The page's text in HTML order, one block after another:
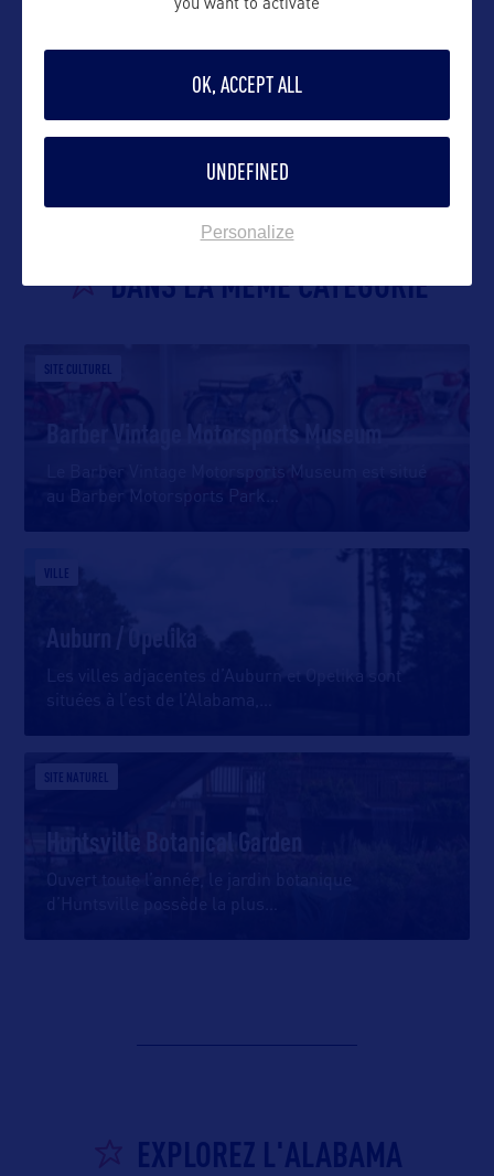
VOIR LE SITE
DANS LA MÊME CATEGORIE
SITE CULTUREL
Barber Vintage Motorsports Museum
Le Barber Vintage Motorsports Museum est situé
au Barber Motorsports Park
VILLE
Auburn / Opelika
Les villes adjacentes d’Auburn et Opelika sont
situées à l’est de l’Alabama,
SITE NATUREL
Huntsville Botanical Garden
Ouvert toute l’année, le jardin botanique
d’Huntsville possède la plus
EXPLOREZ L'ALABAMA
you want to activate
OK, ACCEPT ALL
UNDEFINED
Personalize